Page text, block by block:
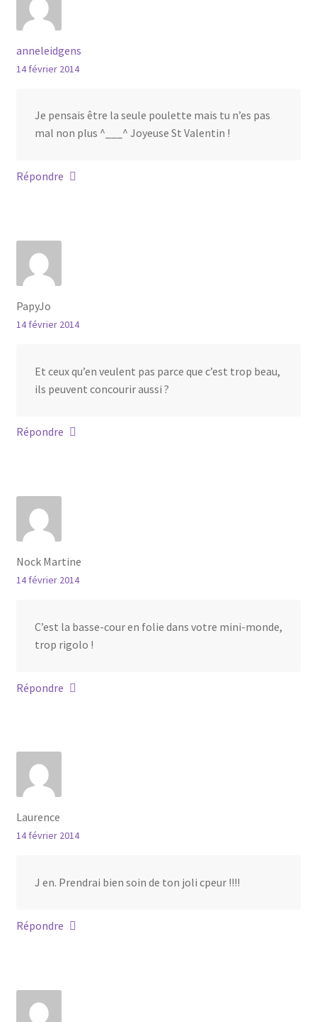
anneleidgens
14 février 2014
Je pensais être la seule poulette mais tu n’es pas
mal non plus ^___^ Joyeuse St Valentin !
Répondre
PapyJo
14 février 2014
Et ceux qu’en veulent pas parce que c’est trop beau,
ils peuvent concourir aussi ?
Répondre
Nock Martine
14 février 2014
C’est la basse-cour en folie dans votre mini-monde,
trop rigolo !
Répondre
Laurence
14 février 2014
J en. Prendrai bien soin de ton joli cpeur !!!!
Répondre